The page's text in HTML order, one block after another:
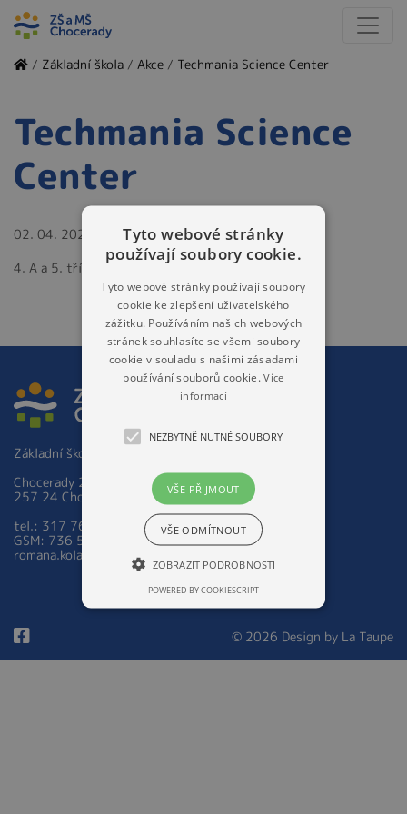
/ Základní škola / Akce / Techmania Science Center
Techmania Science
Center
02. 04. 2025
4. A a 5. třída
Základní škola a Mateřská škola Chocerady 267
Chocerady 267
257 24 Chocerady
tel.: 317 763 521
GSM: 736 535 973
romana.kolarova@zsmschocerady.cz
© 2026 Design by La Taupe
Tyto webové stránky
používají soubory cookie.
Tyto webové stránky používají soubory
cookie ke zlepšení uživatelského
zážitku. Používáním našich webových
stránek souhlasíte se všemi soubory
cookie v souladu s našimi zásadami
používání souborů cookie.Více
informací
NEZBYTNĚ NUTNÉ SOUBORY
VŠE PŘIJMOUT
VŠE ODMÍTNOUT
ZOBRAZIT PODROBNOSTI
POWERED BY COOKIESCRIPT